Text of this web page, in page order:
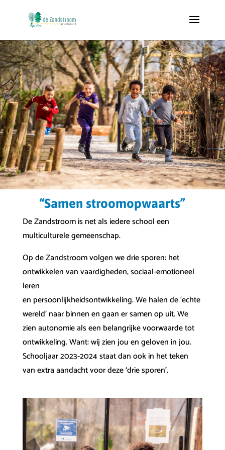
“Samen stroomopwaarts”
De Zandstroom is net als iedere school een
multiculturele gemeenschap.
Op de Zandstroom volgen we drie sporen: het
ontwikkelen van vaardigheden, sociaal-emotioneel
leren
en persoonlijkheidsontwikkeling. We halen de ‘echte
wereld’ naar binnen en gaan er samen op uit. We
zien autonomie als een belangrijke voorwaarde tot
ontwikkeling. Want: wij zien jou en geloven in jou.
Schooljaar 2023-2024 staat dan ook in het teken
van extra aandacht voor deze ‘drie sporen’.